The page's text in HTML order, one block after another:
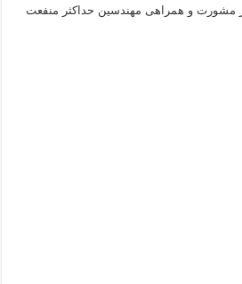
مشورت و همراهی مهندسین حداکثر منفعت